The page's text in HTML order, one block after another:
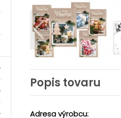
Popis tovaru
Adresa výrobcu: